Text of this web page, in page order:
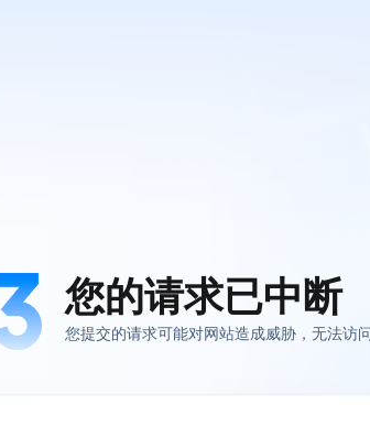
您的请求已中断
您提交的请求可能对网站造成威胁，无法访问